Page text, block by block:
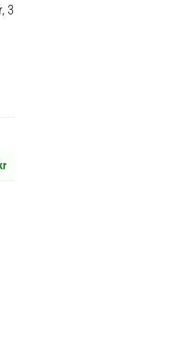
3